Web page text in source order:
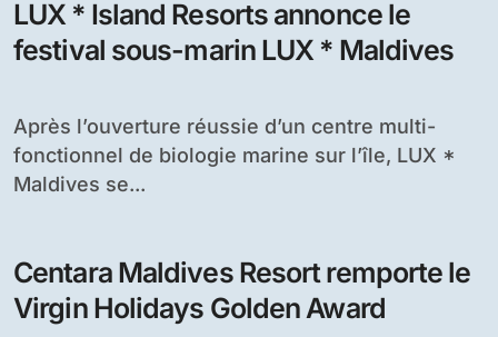
LUX * Island Resorts annonce le
festival sous-marin LUX * Maldives
Après l’ouverture réussie d’un centre multi-
fonctionnel de biologie marine sur l’île, LUX *
Maldives se...
Centara Maldives Resort remporte le
Virgin Holidays Golden Award